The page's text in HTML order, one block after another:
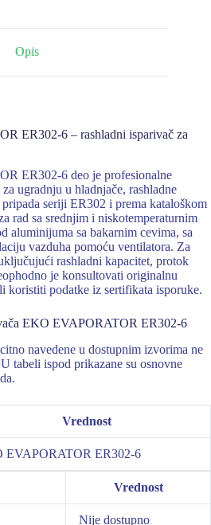
Opis
ER302-6 – rashladni isparivač za
ER302-6 deo je profesionalne
ugradnju u hladnjače, rashladne
seriji ER302 i prema kataloškom
rad sa srednjim i niskotemperaturnim
aluminijuma sa bakarnim cevima, sa
vazduha pomoću ventilatora. Za
rashladni kapacitet, protok
je konsultovati originalnu
koristiti podatke iz sertifikata isporuke.
EKO EVAPORATOR ER302-6
navedene u dostupnim izvorima ne
tabeli ispod prikazane su osnovne
Vrednost
EVAPORATOR ER302-6
Vrednost
Nije dostupno